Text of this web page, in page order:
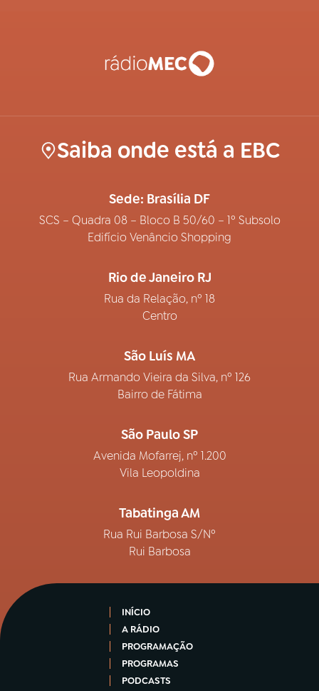
Saiba onde está a EBC
Sede: Brasília DF
SCS – Quadra 08 – Bloco B 50/60 – 1º Subsolo
Edifício Venâncio Shopping
Rio de Janeiro RJ
Rua da Relação, nº 18
Centro
São Luís MA
Rua Armando Vieira da Silva, nº 126
Bairro de Fátima
São Paulo SP
Avenida Mofarrej, nº 1.200
Vila Leopoldina
Tabatinga AM
Rua Rui Barbosa S/Nº
Rui Barbosa
INÍCIO
A RÁDIO
PROGRAMAÇÃO
PROGRAMAS
PODCASTS